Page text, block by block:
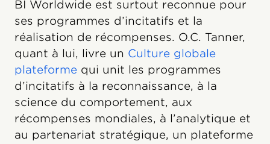
BI Worldwide est surtout reconnue pour
ses programmes d’incitatifs et la
réalisation de récompenses. O.C. Tanner,
quant à lui, livre un Culture globale
plateforme qui unit les programmes
d’incitatifs à la reconnaissance, à la
science du comportement, aux
récompenses mondiales, à l’analytique et
au partenariat stratégique, un plateforme